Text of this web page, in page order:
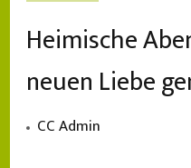
Heimische
neuen Liebe
CC Admin